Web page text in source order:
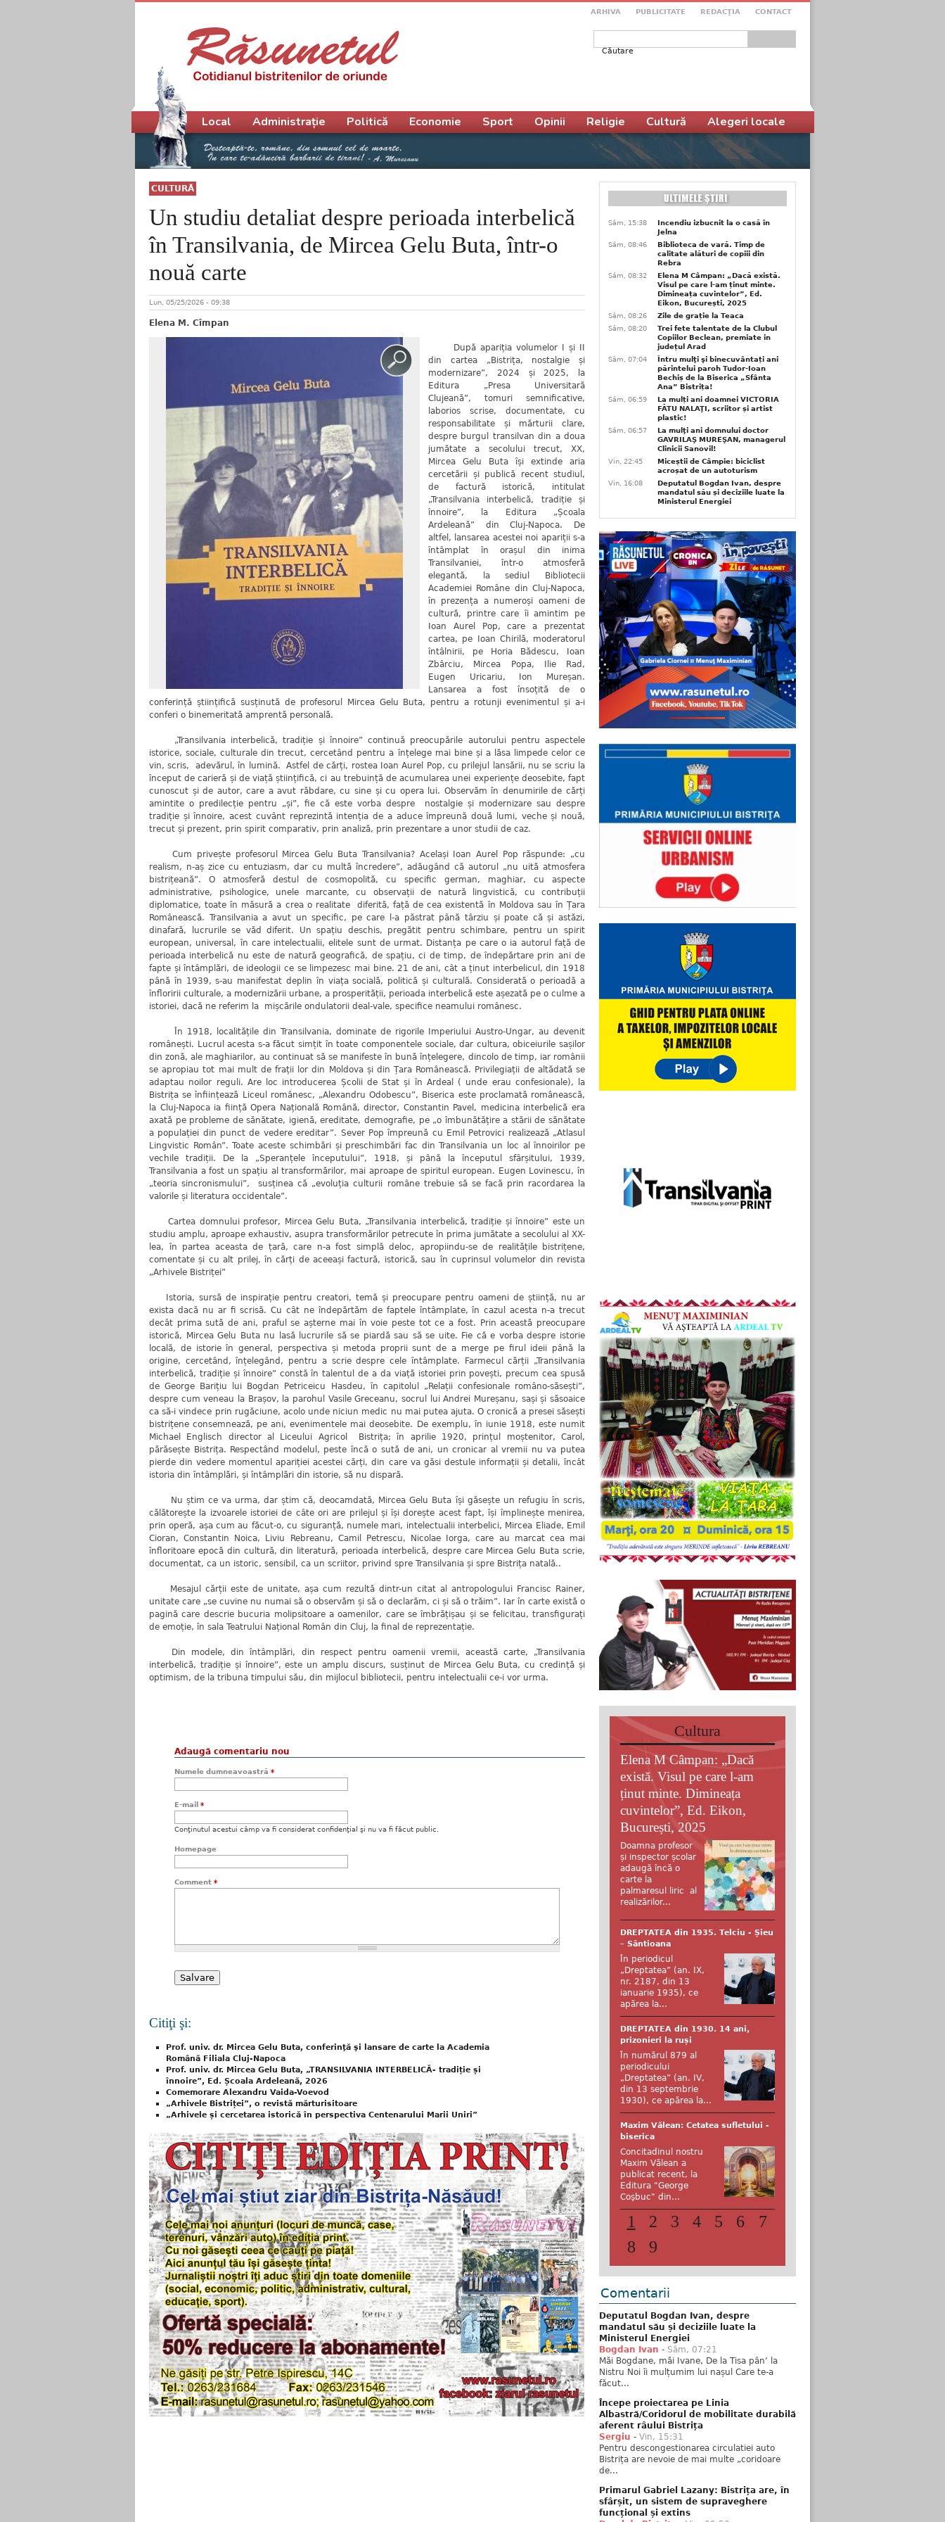
ARHIVA PUBLICITATE REDACŢIA CONTACT
Formular de căutare
CULTURĂ
Un studiu detaliat despre perioada interbelică
în Transilvania, de Mircea Gelu Buta, într-o
nouă carte
Lun, 05/25/2026 - 09:38
Elena M. Cîmpan
După apariția volumelor I și II
din cartea „Bistrița, nostalgie și
modernizare”, 2024 și 2025, la
Editura „Presa Universitară
Clujeană”, tomuri semnificative,
laborios scrise, documentate, cu
responsabilitate și mărturii clare,
despre burgul transilvan din a doua
jumătate a secolului trecut, XX,
Mircea Gelu Buta își extinde aria
cercetării și publică recent studiul,
de factură istorică, intitulat
„Transilvania interbelică, tradiție și
înnoire”, la Editura „Școala
Ardeleană” din Cluj-Napoca. De
altfel, lansarea acestei noi apariții s-a
întâmplat în orașul din inima
Transilvaniei, într-o atmosferă
elegantă, la sediul Bibliotecii
Academiei Române din Cluj-Napoca,
în prezența a numeroși oameni de
cultură, printre care îi amintim pe
Ioan Aurel Pop, care a prezentat
cartea, pe Ioan Chirilă, moderatorul
întâlnirii, pe Horia Bădescu, Ioan
Zbârciu, Mircea Popa, Ilie Rad,
Eugen Uricariu, Ion Mureșan.
Lansarea a fost însoțită de o
conferință științifică susținută de profesorul Mircea Gelu Buta, pentru a rotunji evenimentul și a-i
conferi o binemeritată amprentă personală.
„Transilvania interbelică, tradiție și înnoire” continuă preocupările autorului pentru aspectele
istorice, sociale, culturale din trecut, cercetând pentru a înțelege mai bine și a lăsa limpede celor ce
vin, scris, adevărul, în lumină. Astfel de cărți, rostea Ioan Aurel Pop, cu prilejul lansării, nu se scriu la
început de carieră și de viață științifică, ci au trebuință de acumularea unei experiențe deosebite, fapt
cunoscut și de autor, care a avut răbdare, cu sine și cu opera lui. Observăm în denumirile de cărți
amintite o predilecție pentru „și”, fie că este vorba despre nostalgie și modernizare sau despre
tradiție și înnoire, acest cuvânt reprezintă intenția de a aduce împreună două lumi, veche și nouă,
trecut și prezent, prin spirit comparativ, prin analiză, prin prezentare a unor studii de caz.
Cum privește profesorul Mircea Gelu Buta Transilvania? Același Ioan Aurel Pop răspunde: „cu
realism, n-aș zice cu entuziasm, dar cu multă încredere”, adăugând că autorul „nu uită atmosfera
bistrițeană”. O atmosferă destul de cosmopolită, cu specific german, maghiar, cu aspecte
administrative, psihologice, unele marcante, cu observații de natură lingvistică, cu contribuții
diplomatice, toate în măsură a crea o realitate diferită, față de cea existentă în Moldova sau în Țara
Românească. Transilvania a avut un specific, pe care l-a păstrat până târziu și poate că și astăzi,
dinafară, lucrurile se văd diferit. Un spațiu deschis, pregătit pentru schimbare, pentru un spirit
european, universal, în care intelectualii, elitele sunt de urmat. Distanța pe care o ia autorul față de
perioada interbelică nu este de natură geografică, de spațiu, ci de timp, de îndepărtare prin ani de
fapte și întâmplări, de ideologii ce se limpezesc mai bine. 21 de ani, cât a ținut interbelicul, din 1918
până în 1939, s-au manifestat deplin în viața socială, politică și culturală. Considerată o perioadă a
înfloririi culturale, a modernizării urbane, a prosperității, perioada interbelică este așezată pe o culme a
istoriei, dacă ne referim la mișcările ondulatorii deal-vale, specifice neamului românesc.
În 1918, localitățile din Transilvania, dominate de rigorile Imperiului Austro-Ungar, au devenit
românești. Lucrul acesta s-a făcut simțit în toate componentele sociale, dar cultura, obiceiurile sașilor
din zonă, ale maghiarilor, au continuat să se manifeste în bună înțelegere, dincolo de timp, iar românii
se apropiau tot mai mult de frații lor din Moldova și din Țara Românească. Privilegiații de altădată se
adaptau noilor reguli. Are loc introducerea Școlii de Stat și în Ardeal ( unde erau confesionale), la
Bistrița se înființează Liceul românesc, „Alexandru Odobescu”, Biserica este proclamată românească,
la Cluj-Napoca ia ființă Opera Națională Română, director, Constantin Pavel, medicina interbelică era
axată pe probleme de sănătate, igienă, ereditate, demografie, pe „o îmbunătățire a stării de sănătate
a populației din punct de vedere ereditar”. Sever Pop împreună cu Emil Petrovici realizează „Atlasul
Lingvistic Român”. Toate aceste schimbări și preschimbări fac din Transilvania un loc al înnoirilor pe
vechile tradiții. De la „Speranțele începutului”, 1918, și până la începutul sfârșitului, 1939,
Transilvania a fost un spațiu al transformărilor, mai aproape de spiritul european. Eugen Lovinescu, în
„teoria sincronismului”, susținea că „evoluția culturii române trebuie să se facă prin racordarea la
valorile și literatura occidentale”.
Cartea domnului profesor, Mircea Gelu Buta, „Transilvania interbelică, tradiție și înnoire” este un
studiu amplu, aproape exhaustiv, asupra transformărilor petrecute în prima jumătate a secolului al XX-
lea, în partea aceasta de țară, care n-a fost simplă deloc, apropiindu-se de realitățile bistrițene,
comentate și cu alt prilej, în cărți de aceeași factură, istorică, sau în cuprinsul volumelor din revista
„Arhivele Bistriței”
Istoria, sursă de inspirație pentru creatori, temă și preocupare pentru oameni de știință, nu ar
exista dacă nu ar fi scrisă. Cu cât ne îndepărtăm de faptele întâmplate, în cazul acesta n-a trecut
decât prima sută de ani, praful se așterne mai în voie peste tot ce a fost. Prin această preocupare
istorică, Mircea Gelu Buta nu lasă lucrurile să se piardă sau să se uite. Fie că e vorba despre istorie
locală, de istorie în general, perspectiva și metoda proprii sunt de a merge pe firul ideii până la
origine, cercetând, înțelegând, pentru a scrie despre cele întâmplate. Farmecul cărții „Transilvania
interbelică, tradiție și înnoire” constă în talentul de a da viață istoriei prin povești, precum cea spusă
de George Barițiu lui Bogdan Petriceicu Hasdeu, în capitolul „Relații confesionale româno-săsești”,
despre cum veneau la Brașov, la parohul Vasile Greceanu, socrul lui Andrei Mureșanu, sași și săsoaice
ca să-i vindece prin rugăciune, acolo unde niciun medic nu mai putea ajuta. O cronică a presei săsești
bistrițene consemnează, pe ani, evenimentele mai deosebite. De exemplu, în iunie 1918, este numit
Michael Englisch director al Liceului Agricol Bistrița; în aprilie 1920, prințul moștenitor, Carol,
părăsește Bistrița. Respectând modelul, peste încă o sută de ani, un cronicar al vremii nu va putea
pierde din vedere momentul apariției acestei cărți, din care va găsi destule informații și detalii, încât
istoria din întâmplări, și întâmplări din istorie, să nu dispară.
Nu știm ce va urma, dar știm că, deocamdată, Mircea Gelu Buta își găsește un refugiu în scris,
călătorește la izvoarele istoriei de câte ori are prilejul și își dorește acest fapt, își împlinește menirea,
prin operă, așa cum au făcut-o, cu siguranță, numele mari, intelectualii interbelici, Mircea Eliade, Emil
Cioran, Constantin Noica, Liviu Rebreanu, Camil Petrescu, Nicolae Iorga, care au marcat cea mai
înfloritoare epocă din cultură, din literatură, perioada interbelică, despre care Mircea Gelu Buta scrie,
documentat, ca un istoric, sensibil, ca un scriitor, privind spre Transilvania și spre Bistrița natală..
Mesajul cărții este de unitate, așa cum rezultă dintr-un citat al antropologului Francisc Rainer,
unitate care „se cuvine nu numai să o observăm și să o declarăm, ci și să o trăim”. Iar în carte există o
pagină care descrie bucuria molipsitoare a oamenilor, care se îmbrățișau și se felicitau, transfigurați
de emoție, în sala Teatrului Național Român din Cluj, la final de reprezentație.
Din modele, din întâmplări, din respect pentru oamenii vremii, această carte, „Transilvania
interbelică, tradiție și înnoire”, este un amplu discurs, susținut de Mircea Gelu Buta, cu credință și
optimism, de la tribuna timpului său, din mijlocul bibliotecii, pentru intelectualii ce-i vor urma.
Adaugă comentariu nou
Numele dumneavoastră *
E-mail *
Conţinutul acestui câmp va fi considerat confidenţial şi nu va fi făcut public.
Homepage
Comment *
Citiţi şi:
Prof. univ. dr. Mircea Gelu Buta, conferinţă şi lansare de carte la Academia
Română Filiala Cluj-Napoca
Prof. univ. dr. Mircea Gelu Buta, „TRANSILVANIA INTERBELICĂ- tradiție și
înnoire”, Ed. Școala Ardeleană, 2026
Comemorare Alexandru Vaida-Voevod
„Arhivele Bistriței”, o revistă mărturisitoare
„Arhivele și cercetarea istorică în perspectiva Centenarului Marii Uniri”
Meniu principal
Local Administrație Politică Economie Sport Opinii Religie Cultură Alegeri locale
Sâm, 15:38
Incendiu izbucnit la o casă în
Jelna
Sâm, 08:46
Biblioteca de vară. Timp de
calitate alături de copiii din
Rebra
Sâm, 08:32
Elena M Câmpan: „Dacă există.
Visul pe care l-am ținut minte.
Dimineața cuvintelor”, Ed.
Eikon, București, 2025
Sâm, 08:26
Zile de grație la Teaca
Sâm, 08:20
Trei fete talentate de la Clubul
Copiilor Beclean, premiate in
județul Arad
Sâm, 07:04
Întru mulţi şi binecuvântați ani
părintelui paroh Tudor-Ioan
Bechiș de la Biserica „Sfânta
Ana” Bistrița!
Sâm, 06:59
La mulți ani doamnei VICTORIA
FĂTU NALAŢI, scriitor și artist
plastic!
Sâm, 06:57
La mulţi ani domnului doctor
GAVRILAŞ MUREŞAN, managerul
Clinicii Sanovil!
Vin, 22:45
Miceștii de Câmpie: biciclist
acroșat de un autoturism
Vin, 16:08
Deputatul Bogdan Ivan, despre
mandatul său și deciziile luate la
Ministerul Energiei
Cultura
Elena M Câmpan: „Dacă
există. Visul pe care l-am
ținut minte. Dimineața
cuvintelor”, Ed. Eikon,
București, 2025
Doamna profesor
și inspector școlar
adaugă încă o
carte la
palmaresul liric al
realizărilor...
DREPTATEA din 1935. Telciu - Șieu
– Sântioana
În periodicul
„Dreptatea” (an. IX,
nr. 2187, din 13
ianuarie 1935), ce
apărea la...
DREPTATEA din 1930. 14 ani,
prizonieri la ruși
În numărul 879 al
periodicului
„Dreptatea” (an. IV,
din 13 septembrie
1930), ce apărea la...
Maxim Vălean: Cetatea sufletului -
biserica
Concitadinul nostru
Maxim Vălean a
publicat recent, la
Editura "George
Coşbuc" din...
1 2 3 4 5 6
7
8
9
Comentarii
Deputatul Bogdan Ivan, despre
mandatul său și deciziile luate la
Ministerul Energiei
Bogdan Ivan - Sâm, 07:21
Măi Bogdane, măi Ivane, De la Tisa pân’ la
Nistru Noi îi mulțumim lui nașul Care te-a
făcut...
Începe proiectarea pe Linia
Albastră/Coridorul de mobilitate durabilă
aferent râului Bistrița
Sergiu - Vin, 15:31
Pentru descongestionarea circulatiei auto
Bistrița are nevoie de mai multe „coridoare
de...
Primarul Gabriel Lazany: Bistrița are, în
sfârșit, un sistem de supraveghere
funcțional și extins